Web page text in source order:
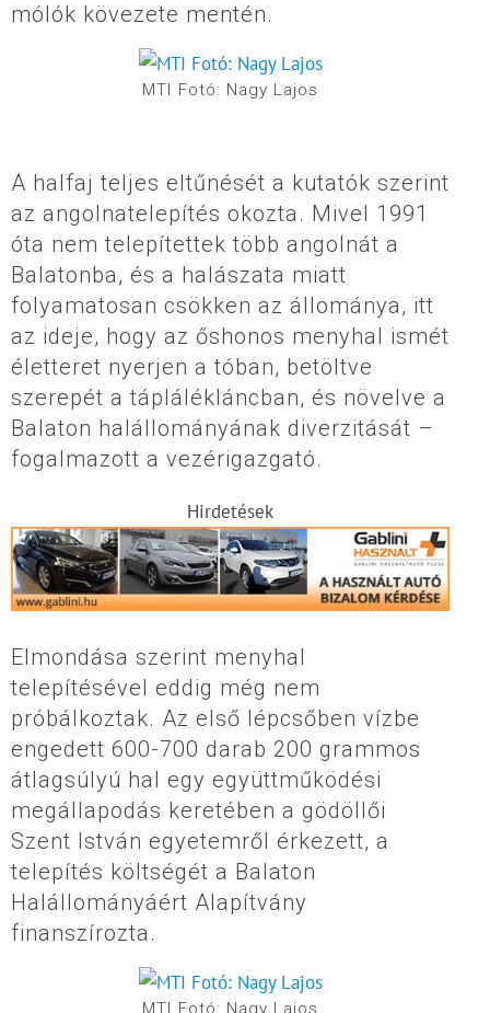
mólók kövezete mentén.
MTI Fotó: Nagy Lajos
A halfaj teljes eltűnését a kutatók szerint
az angolnatelepítés okozta. Mivel 1991
óta nem telepítettek több angolnát a
Balatonba, és a halászata miatt
folyamatosan csökken az állománya, itt
az ideje, hogy az őshonos menyhal ismét
életteret nyerjen a tóban, betöltve
szerepét a táplálékláncban, és növelve a
Balaton halállományának diverzitását –
fogalmazott a vezérigazgató.
Hirdetések
Elmondása szerint menyhal
telepítésével eddig még nem
próbálkoztak. Az első lépcsőben vízbe
engedett 600-700 darab 200 grammos
átlagsúlyú hal egy együttműködési
megállapodás keretében a gödöllői
Szent István egyetemről érkezett, a
telepítés költségét a Balaton
Halállományáért Alapítvány
finanszírozta.
MTI Fotó: Nagy Lajos